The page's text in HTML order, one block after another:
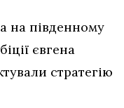
на південному
євгена
стратегію